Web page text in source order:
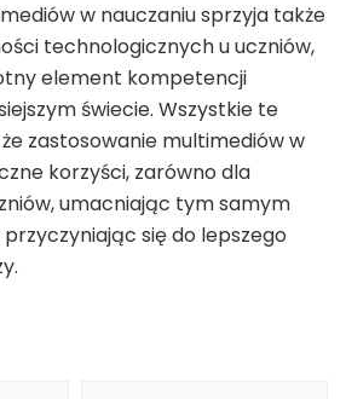
w nauczaniu sprzyja także
technologicznych u uczniów,
element kompetencji
świecie. Wszystkie te
zastosowanie multimediów w
korzyści, zarówno dla
umacniając tym samym
się do lepszego